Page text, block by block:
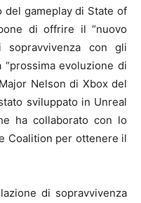
del gameplay di State of
di offrire il “nuovo
sopravvivenza con gli
“prossima evoluzione di
Nelson di Xbox del
sviluppato in Unreal
ha collaborato con lo
Coalition per ottenere il
di sopravvivenza